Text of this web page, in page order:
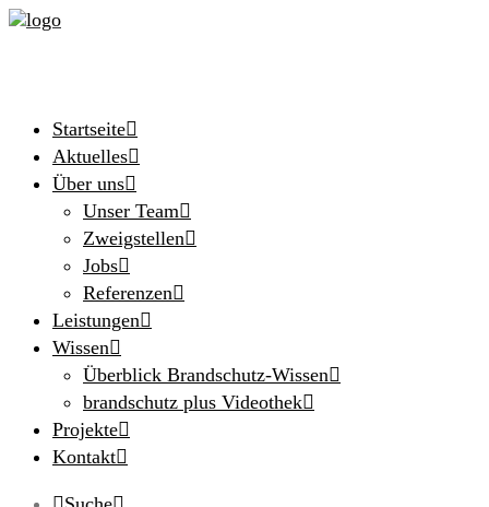
Startseite
Aktuelles
Über uns
Unser Team
Zweigstellen
Jobs
Referenzen
Leistungen
Wissen
Überblick Brandschutz-Wissen
brandschutz plus Videothek
Projekte
Kontakt